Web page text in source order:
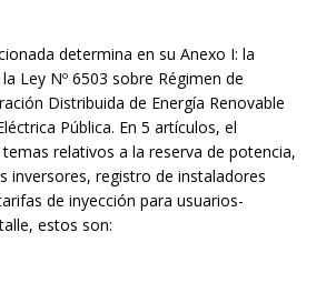
determina en su Anexo I: la
Ley Nº 6503 sobre Régimen de
Distribuida de Energía Renovable
Pública. En 5 artículos, el
relativos a la reserva de potencia,
inversores, registro de instaladores
de inyección para usuarios-
estos son: